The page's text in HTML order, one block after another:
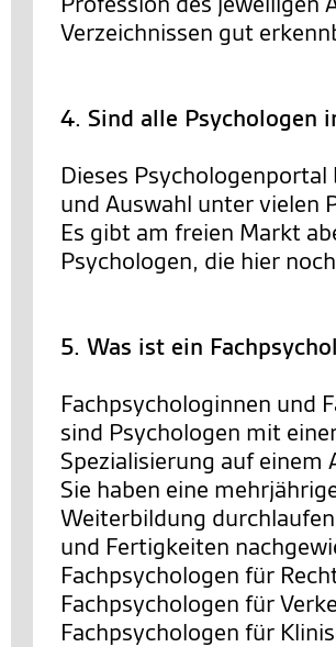
Verzeichnissen gut
4. Sind alle Psychologen
Dieses
und Auswahl unter vielen
Es gibt am freien Markt
Psychologen, die hier
5. Was ist ein
Fachpsychologinnen und
sind Psychologen mit
Spezialisierung auf einem
Sie haben eine
Weiterbildung
und Fertigkeiten
Fachpsychologen für
Fachpsychologen für
Fachpsychologen für